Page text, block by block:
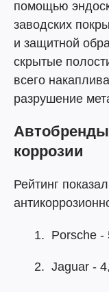
помощью
заводских
и защитной
скрытые
всего
разрушение
коррозии
Рейтинг
Porsche -
Jaguar -